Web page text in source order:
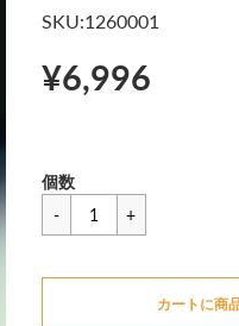
SKU:1260001
¥6,996
セ
ル
格
一
価
¥6,996
個数
カートに商